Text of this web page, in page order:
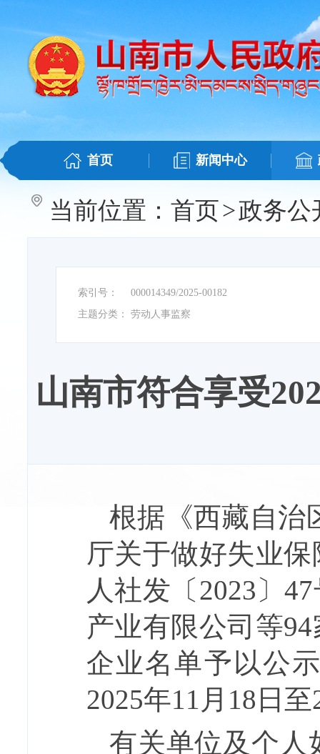
首页 新闻中心
当前位置： 首页>政务公
索引号：
000014349/2025-00182
主题分类：
劳动人事监察
山南市符合享受
根据《西藏自治
厅关于做好失业
人社发〔2023〕
产业有限公司等
企业名单予以公
2025年11月18日
有关单位及个人